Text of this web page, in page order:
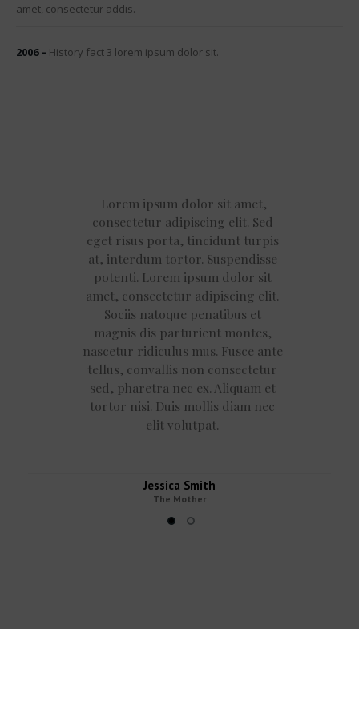
amet, consectetur addis.
2006 – History fact 3 lorem ipsum dolor sit.
Lorem ipsum dolor sit amet,
consectetur adipiscing elit. Sed
eget risus porta, tincidunt turpis
at, interdum tortor. Suspendisse
potenti. Lorem ipsum dolor sit
amet, consectetur adipiscing elit.
Sociis natoque penatibus et
magnis dis parturient montes,
nascetur ridiculus mus. Fusce ante
tellus, convallis non consectetur
sed, pharetra nec ex. Aliquam et
tortor nisi. Duis mollis diam nec
elit volutpat.
Jessica Smith
The Mother